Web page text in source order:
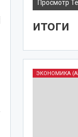
Просмотр
итоги
ЭКОНОМИКА